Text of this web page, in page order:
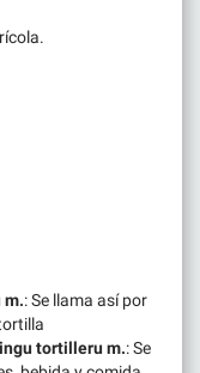
m.: Se llama así por
tortilleru m.: Se